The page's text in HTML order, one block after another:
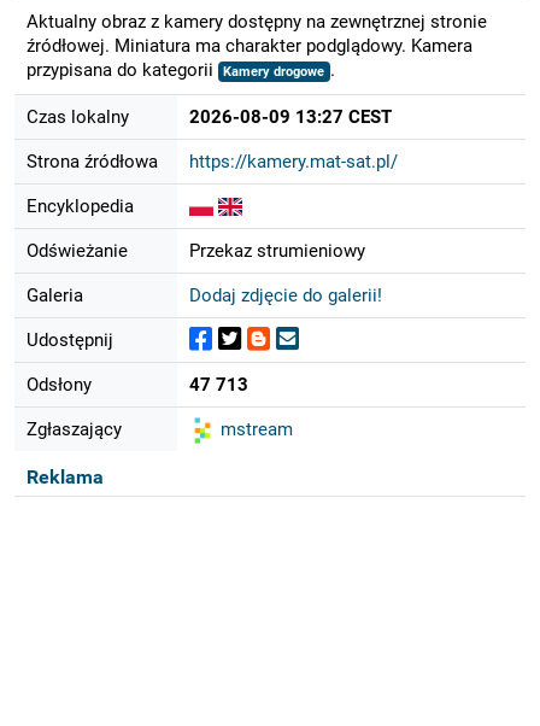
Aktualny obraz z kamery dostępny na zewnętrznej stronie
źródłowej. Miniatura ma charakter podglądowy. Kamera
przypisana do kategorii
Kamery drogowe .
Czas lokalny 2026-08-09 13:27 CEST
Strona źródłowa https://kamery.mat-sat.pl/
Encyklopedia
Odświeżanie Przekaz strumieniowy
Galeria Dodaj zdjęcie do galerii!
Udostępnij
Odsłony 47 713
Zgłaszający mstream
Reklama